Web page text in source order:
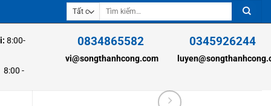
Tìm
8:00-
-
0834865582
vi@songthanhcong.com
0345926244